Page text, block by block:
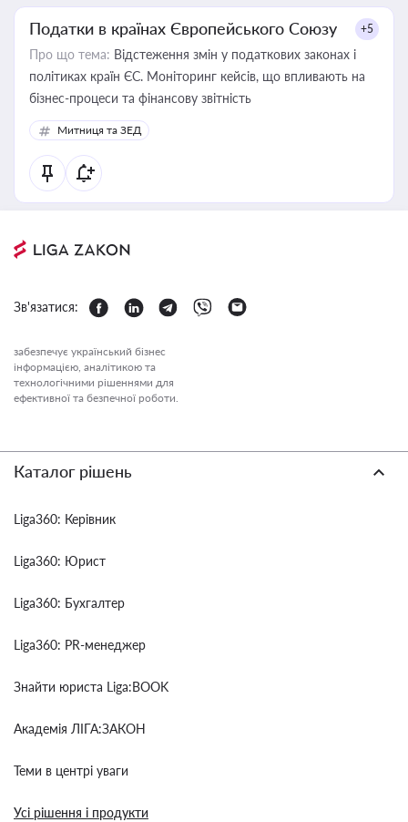
Податки в країнах Європейського Союзу +5
Про що тема: Відстеження змін у податкових законах і
політиках країн ЄС. Моніторинг кейсів, що впливають на
бізнес-процеси та фінансову звітність
Митниця та ЗЕД
Зв'язатися:
забезпечує український бізнес
інформацією, аналітикою та
технологічними рішеннями для
ефективної та безпечної роботи.
Каталог рішень
Liga360: Керівник
Liga360: Юрист
Liga360: Бухгалтер
Liga360: PR-менеджер
Знайти юриста Liga:BOOK
Академія ЛІГА:ЗАКОН
Теми в центрі уваги
Усі рішення і продукти